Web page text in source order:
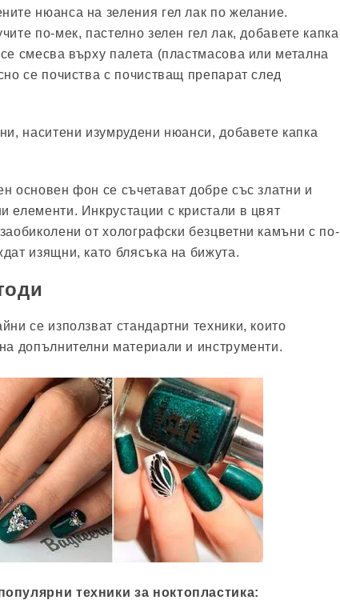
нюанса на зеления гел лак по желание.
по-мек, пастелно зелен гел лак, добавете капка
смесва върху палета (пластмасова или метална
се почиства с почистващ препарат след
наситени изумрудени нюанси, добавете капка
основен фон се съчетават добре със златни и
елементи. Инкрустации с кристали в цвят
от холографски безцветни камъни с по-
изящни, като блясъка на бижута.
се използват стандартни техники, които
допълнителни материали и инструменти.
техники за ноктопластика: